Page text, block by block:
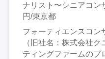
ナリスト〜シニアコン
円/東京都
フォーティエンスコン
（旧社名：株式会社
ティングファームのプ